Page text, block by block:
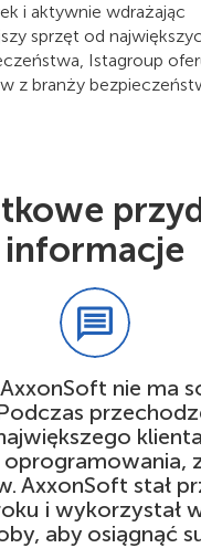
i aktywnie wdrażając
sprzęt od
Istagroup
z branży
informacje
nie ma
AxxonSoft stał
i wykorzystał
aby osiągnąć